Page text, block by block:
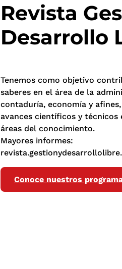
Revista
Desarrollo
Tenemos como objetivo
saberes en el área de la
contaduría, economía y
avances científicos y técnicos
áreas del conocimiento.
Mayores informes:
Conoce nuestros